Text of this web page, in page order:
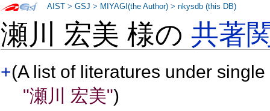
瀬川 宏美 様の共著
+(A list of literatures under
"瀬川 宏美")
AIST >GSJ > MIYAGI(the Author) >nkysdb (this DB)